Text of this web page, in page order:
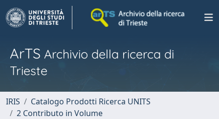
ArTS Archivio della ricerca di
Trieste
IRIS
Catalogo Prodotti Ricerca UNITS
2 Contributo in Volume